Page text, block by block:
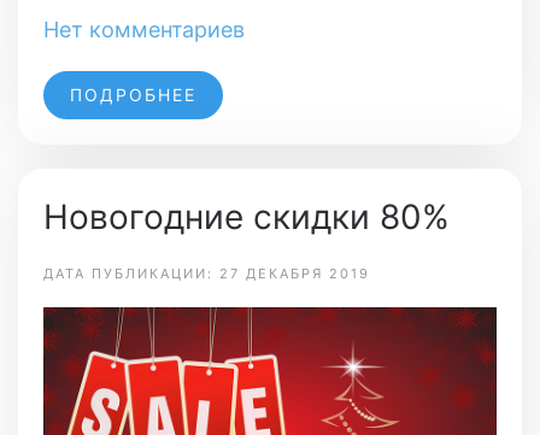
Нет комментариев
ПОДРОБНЕЕ
Новогодние скидки 80%
ДАТА ПУБЛИКАЦИИ: 27 ДЕКАБРЯ 2019